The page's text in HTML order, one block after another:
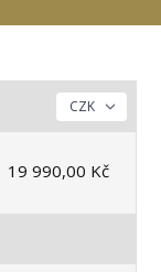
19 990,00 Kč